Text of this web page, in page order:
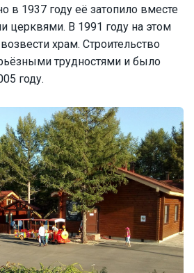
в 1937 году её затопило вместе
церквями. В 1991 году на этом
храм. Строительство
трудностями и было
году.